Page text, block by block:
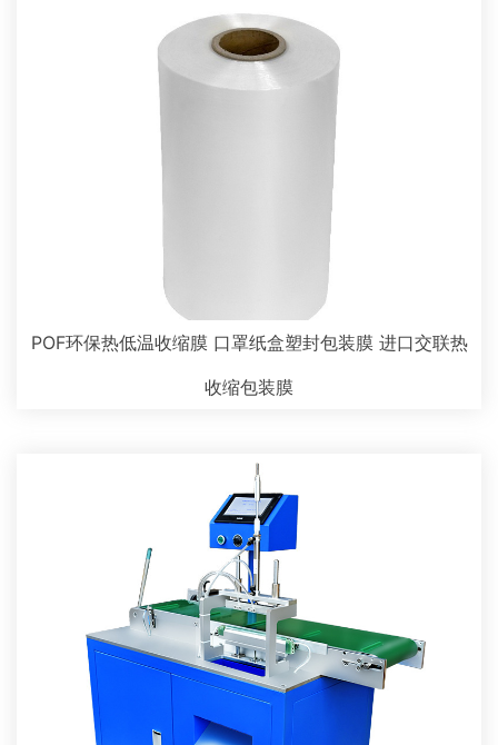
POF环保热低温收缩膜 口罩纸盒塑封包装膜 进口交联热
收缩包装膜